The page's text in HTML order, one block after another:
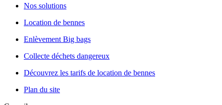
Nos solutions
Location de bennes
Enlèvement Big bags
Collecte déchets dangereux
Découvrez les tarifs de location de bennes
Plan du site